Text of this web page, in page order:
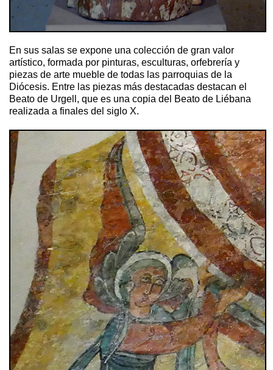
En sus salas se expone una colección de gran valor
artístico, formada por pinturas, esculturas, orfebrería y
piezas de arte mueble de todas las parroquias de la
Diócesis. Entre las piezas más destacadas destacan el
Beato de Urgell, que es una copia del Beato de Liébana
realizada a finales del siglo X.